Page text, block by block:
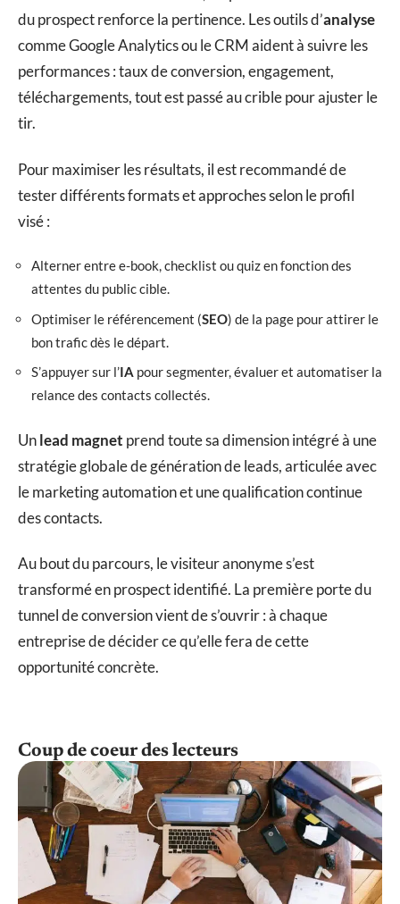
du prospect renforce la pertinence. Les outils d’analyse
comme Google Analytics ou le CRM aident à suivre les
performances : taux de conversion, engagement,
téléchargements, tout est passé au crible pour ajuster le
tir.
Pour maximiser les résultats, il est recommandé de
tester différents formats et approches selon le profil
visé :
Alterner entre e-book, checklist ou quiz en fonction des
attentes du public cible.
Optimiser le référencement (SEO) de la page pour attirer le
bon trafic dès le départ.
S’appuyer sur l’IA pour segmenter, évaluer et automatiser la
relance des contacts collectés.
Unlead magnet prend toute sa dimension intégré à une
stratégie globale de génération de leads, articulée avec
le marketing automation et une qualification continue
des contacts.
Au bout du parcours, le visiteur anonyme s’est
transformé en prospect identifié. La première porte du
tunnel de conversion vient de s’ouvrir : à chaque
entreprise de décider ce qu’elle fera de cette
opportunité concrète.
Coup de coeur des lecteurs